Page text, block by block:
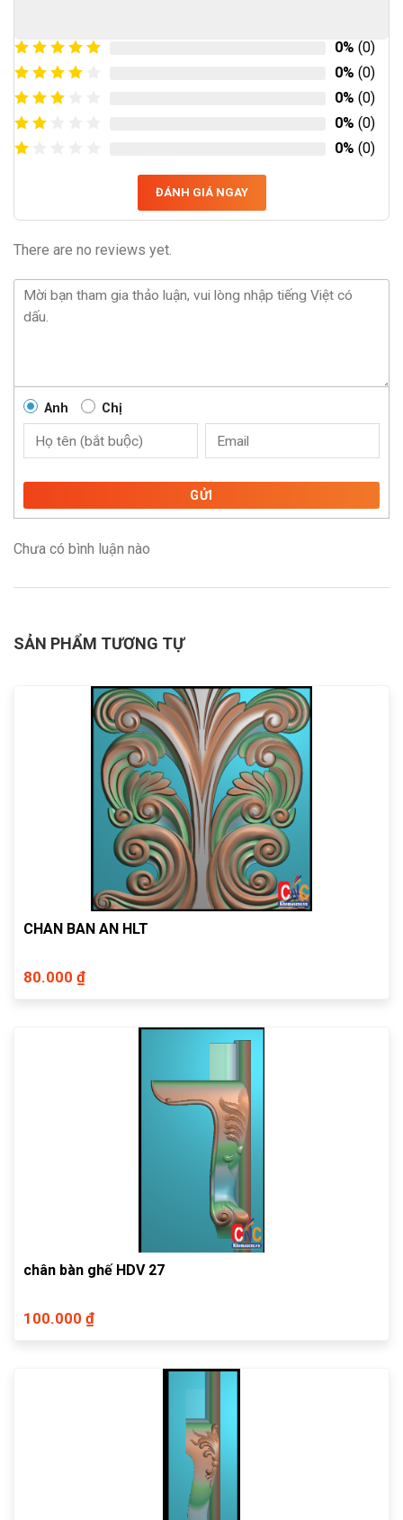
0% (0)
0% (0)
0% (0)
0% (0)
0% (0)
ĐÁNH GIÁ NGAY
There are no reviews yet.
Anh Chị
GỬI
Chưa có bình luận nào
SẢN PHẨM TƯƠNG TỰ
CHAN BAN AN HLT
80.000 ₫
chân bàn ghế HDV 27
100.000 ₫